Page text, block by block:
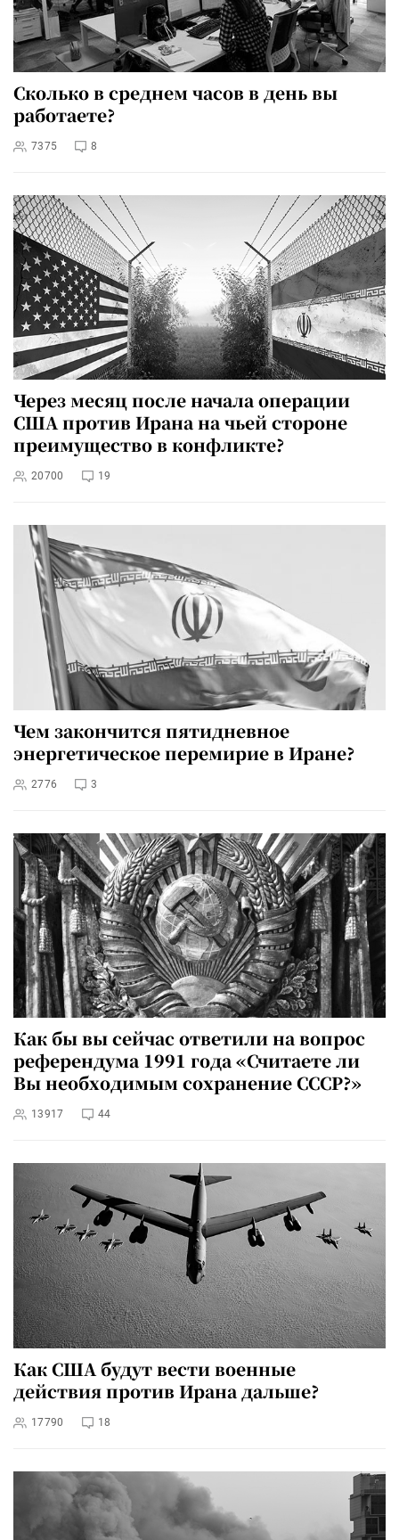
Сколько в среднем часов в день вы
работаете?
7375 8
Через месяц после начала операции
США против Ирана на чьей стороне
преимущество в конфликте?
20700 19
Чем закончится пятидневное
энергетическое перемирие в Иране?
2776 3
Как бы вы сейчас ответили на вопрос
референдума 1991 года «Считаете ли
Вы необходимым сохранение СССР?»
13917 44
Как США будут вести военные
действия против Ирана дальше?
17790 18